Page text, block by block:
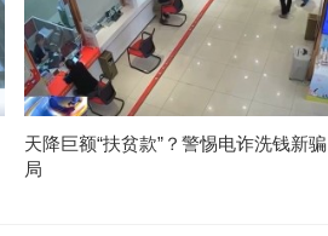
天降巨额“扶贫款”？警惕电诈洗钱新骗
局